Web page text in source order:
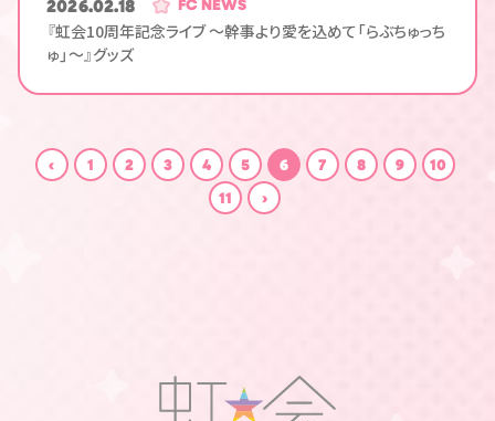
FC NEWS
『虹会10周年記念ライブ ～幹事より愛を込めて「らぶちゅっち
ゅ」～』グッズ
1 2 3 4 5 6 7 8 9
10
11